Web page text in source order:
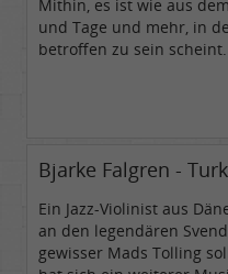
Mithin, es ist wie aus
und Tage und mehr, in
betroffen zu sein scheint.
Bjarke Falgren -
Ein Jazz-Violinist aus
an den legendären
gewisser Mads Tolling